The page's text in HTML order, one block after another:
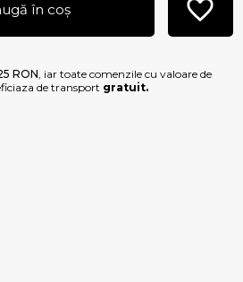
în coș
RON , iar toate comenzile cu valoare de
de transport gratuit.